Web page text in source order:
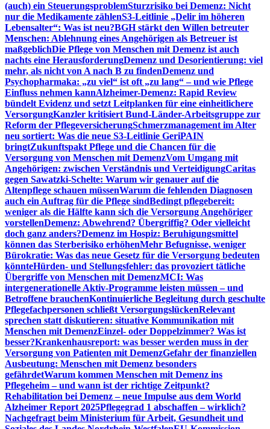
(auch) ein SteuerungsproblemSturzrisiko bei Demenz: Nicht
nur die Medikamente zählenS3-Leitlinie „Delir im höheren
Lebensalter“: Was ist neu?BGH stärkt den Willen betreuter
Menschen: Ablehnung eines Angehörigen als Betreuer ist
maßgeblichDie Pflege von Menschen mit Demenz ist auch
nachts eine HerausforderungDemenz und Desorientierung: viel
mehr, als nicht von A nach B zu findenDemenz und
Psychopharmaka: „zu viel“ ist oft „zu lang“ – und wie Pflege
Einfluss nehmen kannAlzheimer-Demenz: Rapid Review
bündelt Evidenz und setzt Leitplanken für eine einheitlichere
VersorgungKanzler kritisiert Bund-Länder-Arbeitsgruppe zur
Reform der PflegeversicherungSchmerzmanagement im Alter
neu sortiert: Was die neue S3-Leitlinie GeriPAIN
bringtZukunftspakt Pflege und die Chancen für die
Versorgung von Menschen mit DemenzVom Umgang mit
Angehörigen: zwischen Verständnis und VerteidigungCaritas
gegen Sawatzki-Schelte: Warum wir genauer auf die
Altenpflege schauen müssenWarum die fehlenden Diagnosen
auch ein Auftrag für die Pflege sindBedingt pflegebereit:
weniger als die Hälfte kann sich die Versorgung Angehöriger
vorstellenDemenz: Abwehrend? Übergriffig? Oder vielleicht
doch ganz anders?Demenz im Hospiz: Beruhigungsmittel
können das Sterberisiko erhöhenMehr Befugnisse, weniger
Bürokratie: Was das neue Gesetz für die Versorgung bedeuten
könnteHürden- und Stellungsfehler: das provoziert tätliche
Übergriffe von Menschen mit DemenzMCI: Was
intergenerationelle Aktiv-Programme leisten müssen – und
Betroffene brauchenKontinuierliche Begleitung durch geschulte
Pflegefachpersonen schließt VersorgungslückenRelevant
sprechen statt diskutieren: situative Kommunikation mit
Menschen mit DemenzEinzel- oder Doppelzimmer? Was ist
besser?Krankenhausreport: was besser werden muss in der
Versorgung von Patienten mit DemenzGefahr der finanziellen
Ausbeutung: Menschen mit Demenz besonders
gefährdetWarum kommen Menschen mit Demenz ins
Pflegeheim – und wann ist der richtige Zeitpunkt?
Rehabilitation bei Demenz – neue Impulse aus dem World
Alzheimer Report 2025Pflegegrad 1 abschaffen – wirklich?
Nachgefragt beim Ministerium für Arbeit, Gesundheit und